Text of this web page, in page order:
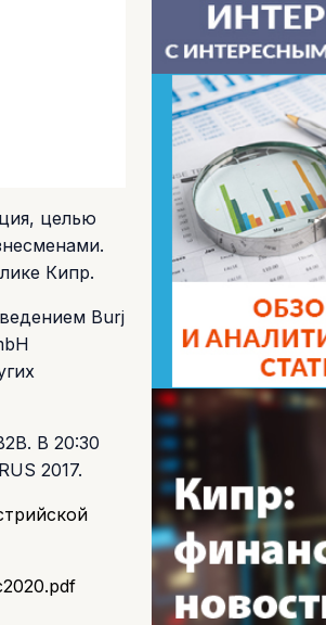
целью
Кипр.
Burj
В 20:30
2017.